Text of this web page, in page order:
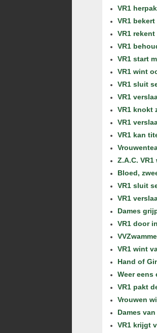
VR1
VR1
VR1 rekent
VR1
VR1 start
VR1 wint
VR1 sluit
VR1
VR1 knokt
VR1
VR1 kan
Z.A.C.
Bloed,
VR1 sluit
VR1
Dames
VR1 door
VR1 wint
Hand of
Weer eens
VR1 pakt
Vrouwen
Dames
VR1 krijgt